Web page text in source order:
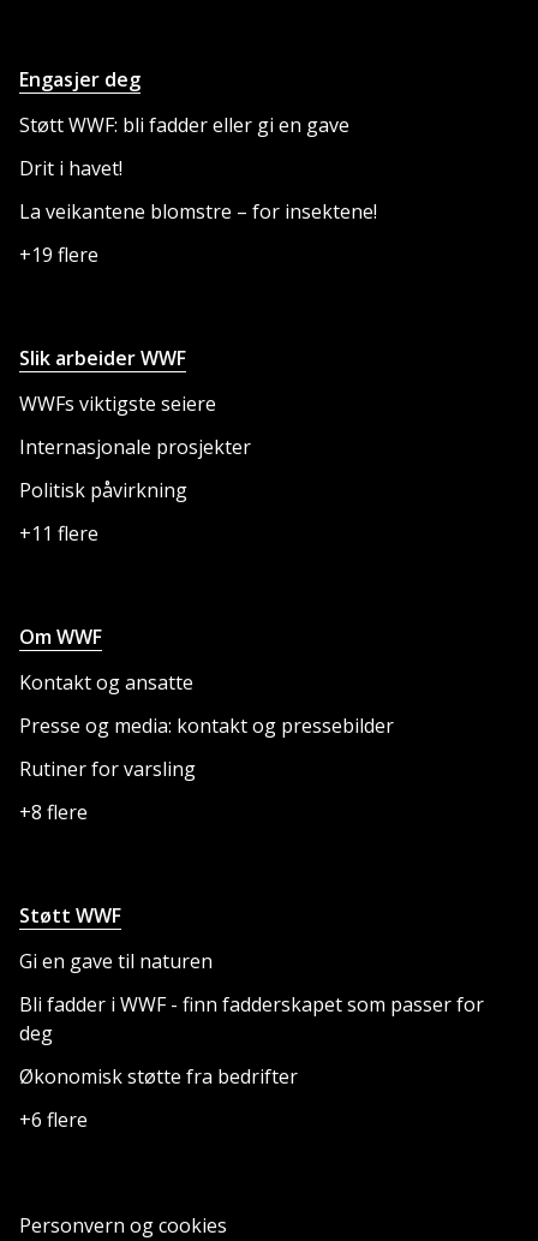
Engasjer deg
Støtt WWF: bli fadder eller gi en gave
Drit i havet!
La veikantene blomstre – for insektene!
+19 flere
Slik arbeider WWF
WWFs viktigste seiere
Internasjonale prosjekter
Politisk påvirkning
+11 flere
Om WWF
Kontakt og ansatte
Presse og media: kontakt og pressebilder
Rutiner for varsling
+8 flere
Støtt WWF
Gi en gave til naturen
Bli fadder i WWF - finn fadderskapet som passer for
deg
Økonomisk støtte fra bedrifter
+6 flere
Personvern og cookies